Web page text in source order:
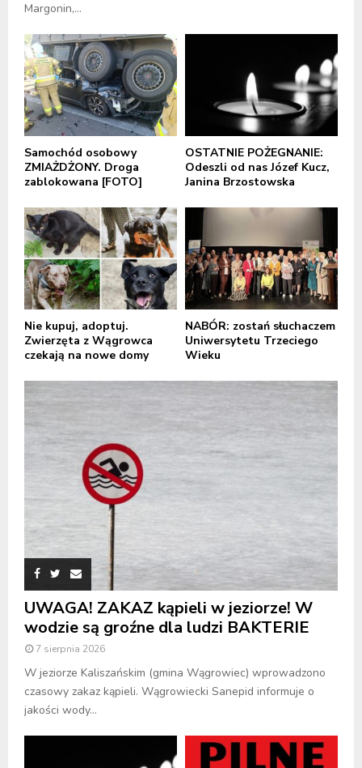
Margonin,...
Samochód osobowy
ZMIAŻDŻONY. Droga
zablokowana [FOTO]
OSTATNIE POŻEGNANIE:
Odeszli od nas Józef Kucz,
Janina Brzostowska
Nie kupuj, adoptuj.
Zwierzęta z Wągrowca
czekają na nowe domy
NABÓR: zostań słuchaczem
Uniwersytetu Trzeciego
Wieku
UWAGA! ZAKAZ kąpieli w jeziorze! W
wodzie są groźne dla ludzi BAKTERIE
7 sierpnia 2026
W jeziorze Kaliszańskim (gmina Wągrowiec) wprowadzono
czasowy zakaz kąpieli. Wągrowiecki Sanepid informuje o
jakości wody...